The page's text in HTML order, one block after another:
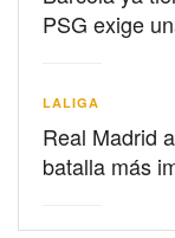
PSG exige
LALIGA
Real Madrid
batalla más